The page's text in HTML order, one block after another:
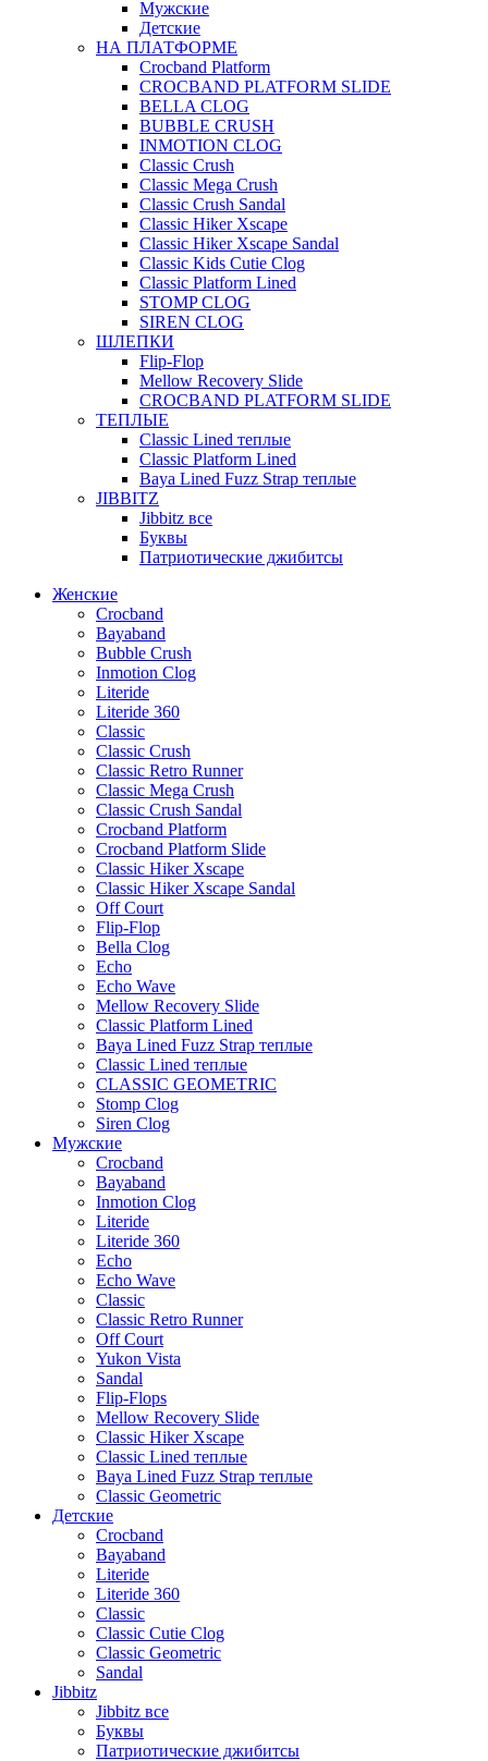
Мужские
Детские
НА ПЛАТФОРМЕ
Crocband Platform
CROCBAND PLATFORM SLIDE
BELLA CLOG
BUBBLE CRUSH
INMOTION CLOG
Classic Crush
Classic Mega Crush
Classic Crush Sandal
Classic Hiker Xscape
Classic Hiker Xscape Sandal
Classic Kids Cutie Clog
Classic Platform Lined
STOMP CLOG
SIREN CLOG
ШЛЕПКИ
Flip-Flop
Mellow Recovery Slide
CROCBAND PLATFORM SLIDE
ТЕПЛЫЕ
Classic Lined теплые
Classic Platform Lined
Baya Lined Fuzz Strap теплые
JIBBITZ
Jibbitz все
Буквы
Патриотические джибитсы
Женские
Crocband
Bayaband
Bubble Crush
Inmotion Clog
Literide
Literide 360
Classic
Classic Crush
Classic Retro Runner
Classic Mega Crush
Classic Crush Sandal
Crocband Platform
Crocband Platform Slide
Classic Hiker Xscape
Classic Hiker Xscape Sandal
Off Court
Flip-Flop
Bella Clog
Echo
Echo Wave
Mellow Recovery Slide
Classic Platform Lined
Baya Lined Fuzz Strap теплые
Classic Lined теплые
CLASSIC GEOMETRIC
Stomp Clog
Siren Clog
Мужские
Crocband
Bayaband
Inmotion Clog
Literide
Literide 360
Echo
Echo Wave
Classic
Classic Retro Runner
Off Court
Yukon Vista
Sandal
Flip-Flops
Mellow Recovery Slide
Classic Hiker Xscape
Classic Lined теплые
Baya Lined Fuzz Strap теплые
Classic Geometric
Детские
Crocband
Bayaband
Literide
Literide 360
Classic
Classic Cutie Clog
Classic Geometric
Sandal
Jibbitz
Jibbitz все
Буквы
Патриотические джибитсы